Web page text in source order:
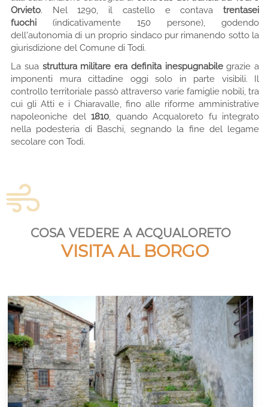
Orvieto. Nel 1290, il castello e contava trentasei
fuochi (indicativamente 150 persone), godendo
dell'autonomia di un proprio sindaco pur rimanendo sotto la
giurisdizione del Comune di Todi.
La sua struttura militare era definita inespugnabilegrazie a
imponenti mura cittadine oggi solo in parte visibili. Il
controllo territoriale passò attraverso varie famiglie nobili, tra
cui gli Atti e i Chiaravalle, fino alle riforme amministrative
napoleoniche del 1810, quando Acqualoreto fu integrato
nella podesteria di Baschi, segnando la fine del legame
secolare con Todi.
cosa vedere a acqualoreto
VISITA AL BORGO